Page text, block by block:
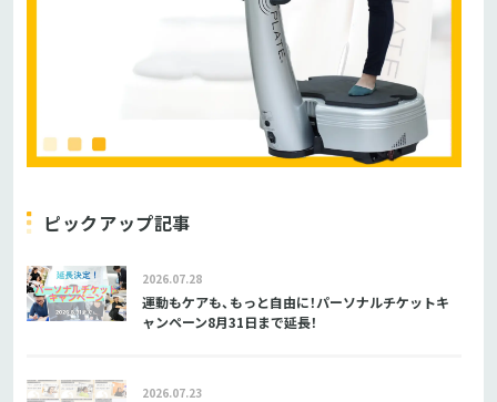
ピックアップ記事
2026.07.28
運動もケアも、もっと自由に！パーソナルチケットキ
ャンペーン8月31日まで延長！
2026.07.23